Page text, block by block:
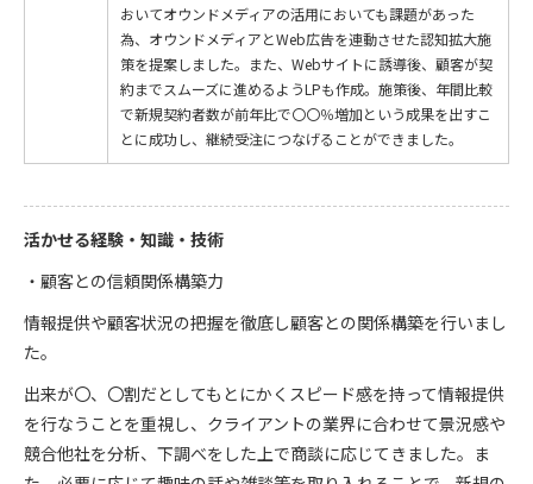
おいてオウンドメディアの活用においても課題があった
為、オウンドメディアとWeb広告を連動させた認知拡大施
策を提案しました。また、Webサイトに誘導後、顧客が契
約までスムーズに進めるようLPも作成。施策後、年間比較
で新規契約者数が前年比で〇〇％増加という成果を出すこ
とに成功し、継続受注につなげることができました。
活かせる経験・知識・技術
・顧客との信頼関係構築力
情報提供や顧客状況の把握を徹底し顧客との関係構築を行いまし
た。
出来が〇、〇割だとしてもとにかくスピード感を持って情報提供
を行なうことを重視し、クライアントの業界に合わせて景況感や
競合他社を分析、下調べをした上で商談に応じてきました。ま